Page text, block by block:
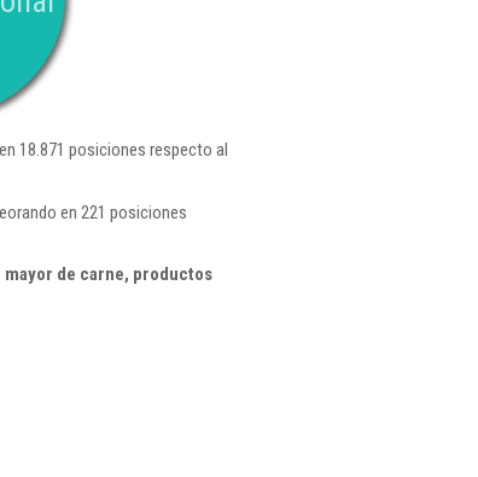
18.871 posiciones respecto al
en 221 posiciones
de carne, productos